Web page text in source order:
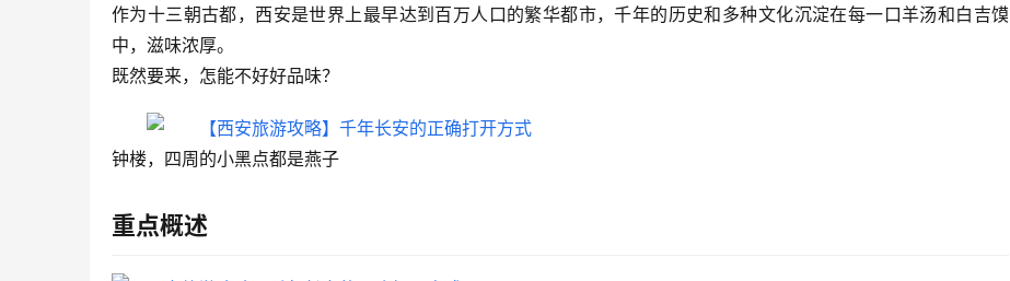
作为十三朝古都，西安是世界上最早达到百万人口的繁华都市，千年的历史和多种文化沉淀在每一口羊汤和白吉馍
中，滋味浓厚。
既然要来，怎能不好好品味？
钟楼，四周的小黑点都是燕子
重点概述